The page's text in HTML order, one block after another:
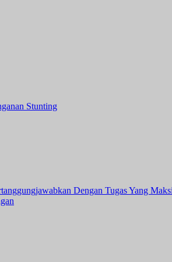
Stunting
Dengan Tugas Yang